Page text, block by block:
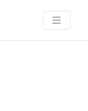
廟宇資料
緣的信